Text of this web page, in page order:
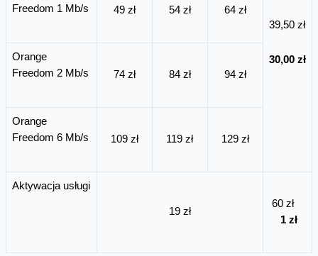
39,50 zł
30,00 zł
Freedom 1 Mb/s
49 zł 54 zł 64 zł
Orange
Freedom 2 Mb/s
74 zł 84 zł 94 zł
Orange
Freedom 6 Mb/s
109 zł 119 zł 129 zł
Aktywacja usługi
19 zł
60 zł
1 zł